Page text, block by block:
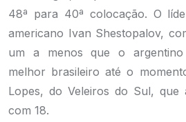
48ª para 40ª colocação. O
americano Ivan Shestopalov,
um a menos que o argentino
melhor brasileiro até o
Lopes, do Veleiros do Sul, que
com 18.